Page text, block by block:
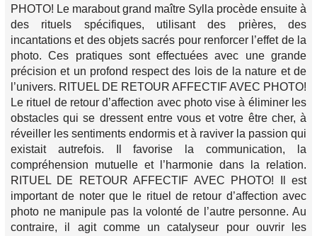
PHOTO! Le marabout grand maître Sylla procède ensuite à
des rituels spécifiques, utilisant des prières, des
incantations et des objets sacrés pour renforcer l’effet de la
photo. Ces pratiques sont effectuées avec une grande
précision et un profond respect des lois de la nature et de
l’univers. RITUEL DE RETOUR AFFECTIF AVEC PHOTO!
Le rituel de retour d’affection avec photo vise à éliminer les
obstacles qui se dressent entre vous et votre être cher, à
réveiller les sentiments endormis et à raviver la passion qui
existait autrefois. Il favorise la communication, la
compréhension mutuelle et l’harmonie dans la relation.
RITUEL DE RETOUR AFFECTIF AVEC PHOTO! Il est
important de noter que le rituel de retour d’affection avec
photo ne manipule pas la volonté de l’autre personne. Au
contraire, il agit comme un catalyseur pour ouvrir les